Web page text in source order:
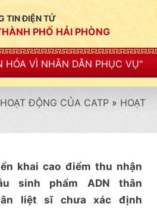
TIN ĐIỆN TỬ
PHỐ HẢI PHÒNG
DÂN PHỤC VỤ"
ĐỘNG CỦA CATP » HOẠT
khai cao điểm thu nhận
sinh phẩm ADN thân
liệt sĩ chưa xác định